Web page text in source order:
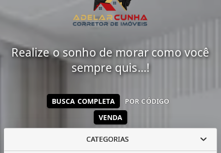
Realize o sonho de morar como você
sempre quis...!
VENDA
BUSCA COMPLETA POR CÓDIGO
CATEGORIAS